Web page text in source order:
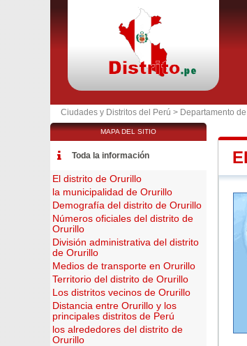
Ciudades y Distritos del Perú > Departamento
MAPA DEL SITIO
Toda la información
El distrito de Orurillo
la municipalidad de Orurillo
Demografía del distrito de Orurillo
Números oficiales del distrito de
Orurillo
División administrativa del distrito
de Orurillo
Medios de transporte en Orurillo
Territorio del distrito de Orurillo
Los distritos vecinos de Orurillo
Distancia entre Orurillo y los
principales distritos de Perú
los alrededores del distrito de
Orurillo